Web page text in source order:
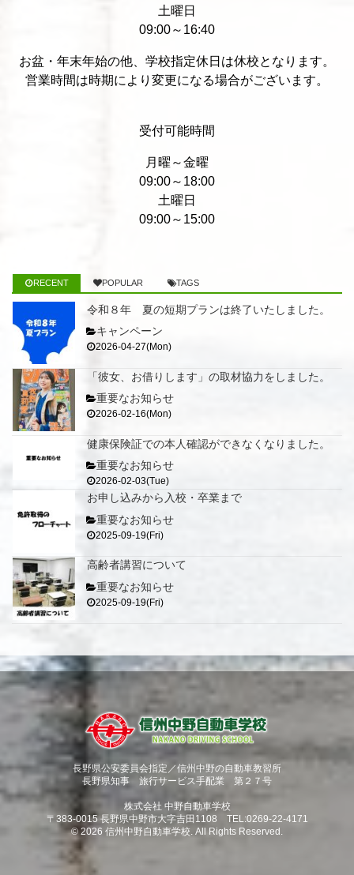
土曜日
09:00～16:40
お盆・年末年始の他、学校指定休日は休校となります。
営業時間は時期により変更になる場合がございます。
受付可能時間
月曜～金曜
09:00～18:00
土曜日
09:00～15:00
RECENT POPULAR TAGS
令和８年 夏の短期プランは終了いたしました。
キャンペーン
2026-04-27(Mon)
「彼女、お借りします」の取材協力をしました。
重要なお知らせ
2026-02-16(Mon)
健康保険証での本人確認ができなくなりました。
重要なお知らせ
2026-02-03(Tue)
お申し込みから入校・卒業まで
重要なお知らせ
2025-09-19(Fri)
高齢者講習について
重要なお知らせ
2025-09-19(Fri)
長野県公安委員会指定／信州中野の自動車教習所
長野県知事 旅行サービス手配業 第２７号
株式会社 中野自動車学校
〒383-0015 長野県中野市大字吉田1108 TEL:0269-22-4171
© 2026 信州中野自動車学校. All Rights Reserved.